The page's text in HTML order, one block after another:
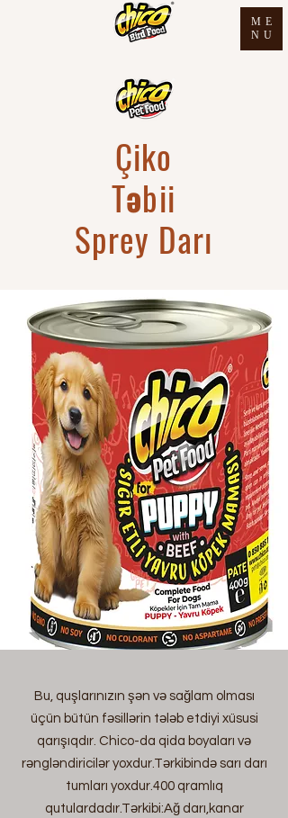
ME
NU
Çiko
Təbii
Sprey Darı
Bu, quşlarınızın şən və sağlam olması
üçün bütün fəsillərin tələb etdiyi xüsusi
qarışıqdır. Chico-da qida boyaları və
rəngləndiricilər yoxdur.Tərkibində sarı darı
tumları yoxdur.400 qramlıq
qutulardadır.Tərkibi:Ağ darı,kanar